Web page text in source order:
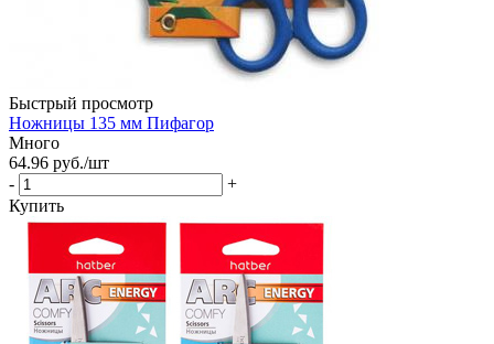
Быстрый просмотр
Ножницы 135 мм Пифагор
Много
64.96 руб./шт
-
+
Купить